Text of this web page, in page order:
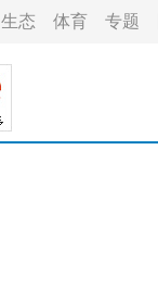
生态 体育 专题